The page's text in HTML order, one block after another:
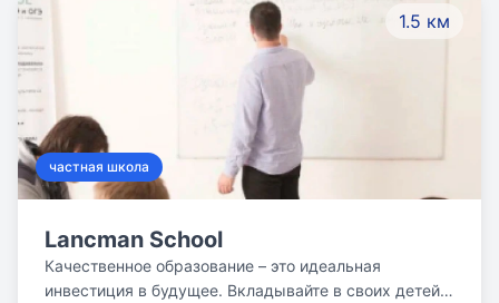
1.5 км
частная школа
Lancman School
Качественное образование – это идеальная
инвестиция в будущее. Вкладывайте в своих детей!